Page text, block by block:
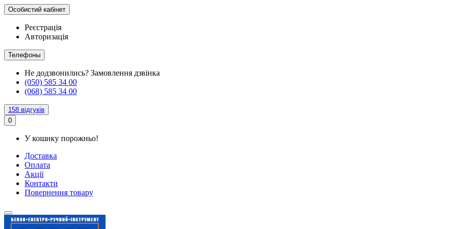
Особистий кабінет
Реєстрація
Авторизація
Телефоны
Не додзвонились? Замовлення дзвінка
(050) 585 34 00
(068) 585 34 00
158 відгуків
0
У кошику порожньо!
Доставка
Оплата
Акції
Контакти
Повернення товару